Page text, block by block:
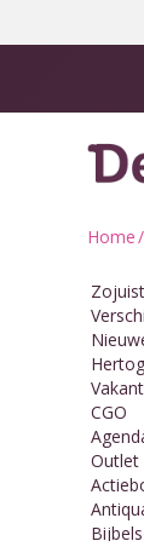
Home/
Hertog
CGO
Outlet
Bijbels